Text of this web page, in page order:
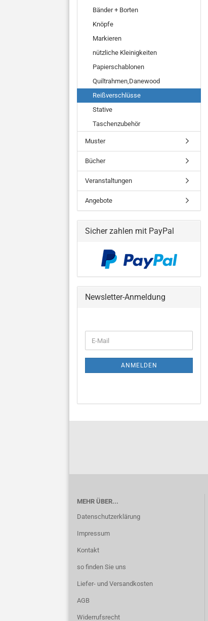
Bänder + Borten
Knöpfe
Markieren
nützliche Kleinigkeiten
Papierschablonen
Quiltrahmen,Danewood
Reißverschlüsse
Stative
Taschenzubehör
Muster
Bücher
Veranstaltungen
Angebote
Sicher zahlen mit PayPal
Newsletter-Anmeldung
ZUR
ANMELDUNG
E-
Mail
ANMELDEN
MEHR ÜBER...
Datenschutzerklärung
Impressum
Kontakt
so finden Sie uns
Liefer- und Versandkosten
AGB
Widerrufsrecht